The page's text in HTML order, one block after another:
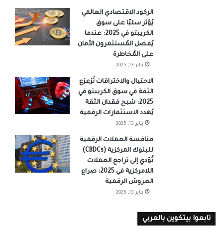
الركود الاقتصادي العالمي
يُؤثر سلبًا على سوق
الكريبتو في 2025: عندما
يُفضل المُستثمرون الأمان
على المُخاطرة
يناير 13, 2025
الاحتيال والاختراقات تُزعزع
الثقة في سوق الكريبتو في
2025: شبح فقدان الثقة
يُهدد الاستثمارات الرقمية
يناير 13, 2025
منافسة العملات الرقمية
للبنوك المركزية (CBDCs)
تُؤدي إلى تراجع العملات
اللامركزية في 2025: صراع
العروش الرقمية
يناير 13, 2025
تابعوا بيتكوين بالعربي